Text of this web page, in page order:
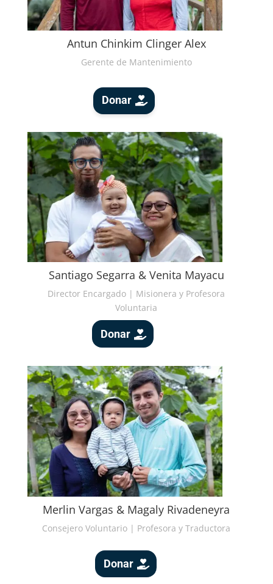
Antun Chinkim Clinger Alex
Gerente de Mantenimiento
Donar
Santiago Segarra & Venita Mayacu
Director Encargado | Misionera y Profesora
Voluntaria
Donar
Merlin Vargas & Magaly Rivadeneyra
Consejero Voluntario | Profesora y Traductora
Donar